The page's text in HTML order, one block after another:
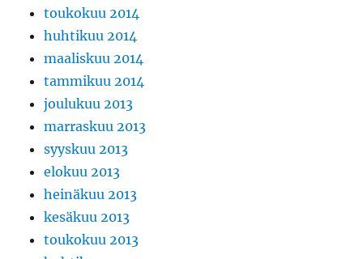
toukokuu 2014
huhtikuu 2014
maaliskuu 2014
tammikuu 2014
joulukuu 2013
marraskuu 2013
syyskuu 2013
elokuu 2013
heinäkuu 2013
kesäkuu 2013
toukokuu 2013